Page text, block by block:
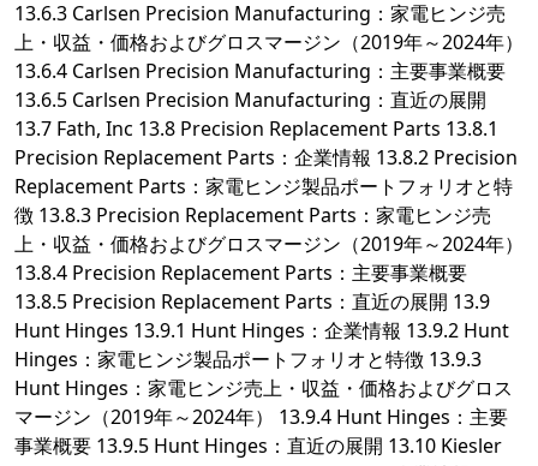
13.6.3 Carlsen Precision Manufacturing：家電ヒンジ売
上・収益・価格およびグロスマージン（2019年～2024年）
13.6.4 Carlsen Precision Manufacturing：主要事業概要
13.6.5 Carlsen Precision Manufacturing：直近の展開
13.7 Fath, Inc 13.8 Precision Replacement Parts 13.8.1
Precision Replacement Parts：企業情報 13.8.2 Precision
Replacement Parts：家電ヒンジ製品ポートフォリオと特
徴 13.8.3 Precision Replacement Parts：家電ヒンジ売
上・収益・価格およびグロスマージン（2019年～2024年）
13.8.4 Precision Replacement Parts：主要事業概要
13.8.5 Precision Replacement Parts：直近の展開 13.9
Hunt Hinges 13.9.1 Hunt Hinges：企業情報 13.9.2 Hunt
Hinges：家電ヒンジ製品ポートフォリオと特徴 13.9.3
Hunt Hinges：家電ヒンジ売上・収益・価格およびグロス
マージン（2019年～2024年） 13.9.4 Hunt Hinges：主要
事業概要 13.9.5 Hunt Hinges：直近の展開 13.10 Kiesler